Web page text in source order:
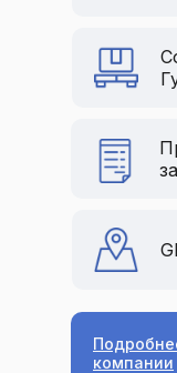
компании